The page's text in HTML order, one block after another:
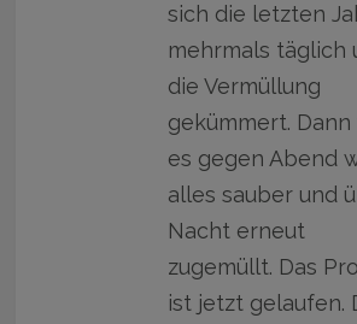
sich die letzten
mehrmals täglich
die Vermüllung
gekümmert. Dann
es gegen Abend
alles sauber und
Nacht erneut
zugemüllt. Das
ist jetzt gelaufen.